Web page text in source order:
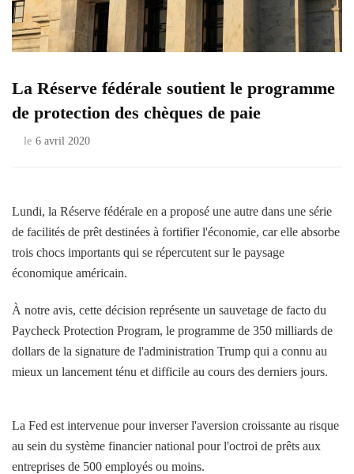
La Réserve fédérale soutient le programme
de protection des chèques de paie
le 6 avril 2020
Lundi, la Réserve fédérale en a proposé une autre dans une série
de facilités de prêt destinées à fortifier l'économie, car elle absorbe
trois chocs importants qui se répercutent sur le paysage
économique américain.
À notre avis, cette décision représente un sauvetage de facto du
Paycheck Protection Program, le programme de 350 milliards de
dollars de la signature de l'administration Trump qui a connu au
mieux un lancement ténu et difficile au cours des derniers jours.
La Fed est intervenue pour inverser l'aversion croissante au risque
au sein du système financier national pour l'octroi de prêts aux
entreprises de 500 employés ou moins.